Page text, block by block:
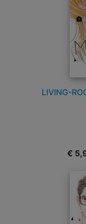
LIVING-
€